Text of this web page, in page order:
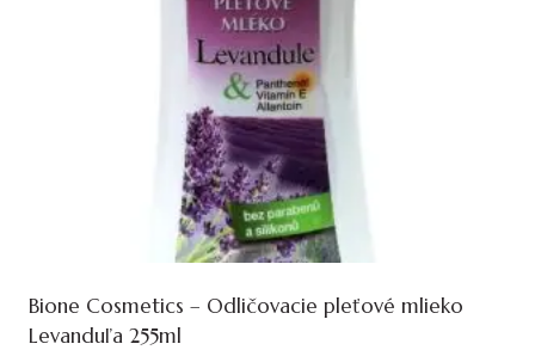
Bione Cosmetics – Odličovacie pleťové mlieko
Levanduľa 255ml